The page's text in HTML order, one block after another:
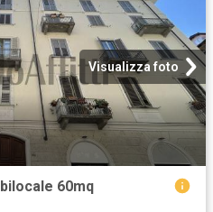
Visualizza foto
60mq